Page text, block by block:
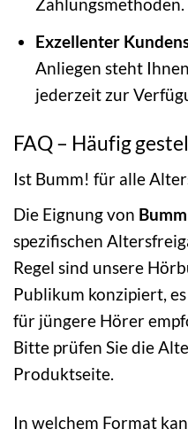
Zahlungsmethoden.
Exzellenter
Anliegen steht
jederzeit zur
FAQ – Häufig
Ist Bumm! für alle
Die Eignung von
spezifischen
Regel sind unsere
Publikum konzipiert,
für jüngere Hörer
Bitte prüfen Sie die
Produktseite.
In welchem Format